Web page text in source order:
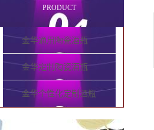
PRODUCT
金华通用陶瓷酒瓶
金华定制陶瓷酒瓶
金华个性化定制酒瓶